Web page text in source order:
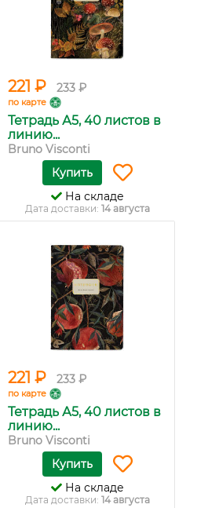
221 ₽ 233 ₽
по карте
Тетрадь А5, 40 листов в
линию...
Bruno Visconti
Купить
На складе
Дата доставки: 14 августа
221 ₽ 233 ₽
по карте
Тетрадь А5, 40 листов в
линию...
Bruno Visconti
Купить
На складе
Дата доставки: 14 августа